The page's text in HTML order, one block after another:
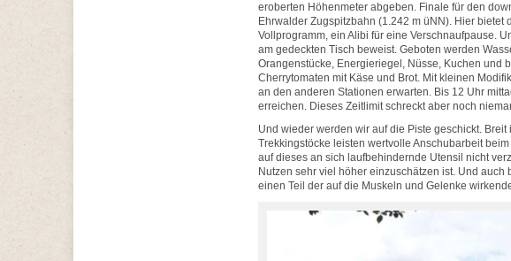
eroberten Höhenmeter abgeben. Finale für den
Ehrwalder Zugspitzbahn (1.242 m üNN). Hier bietet
Vollprogramm, ein Alibi für eine Verschnaufpause.
am gedeckten Tisch beweist. Geboten werden
Orangenstücke, Energieriegel, Nüsse, Kuchen und
Cherrytomaten mit Käse und Brot. Mit kleinen
an den anderen Stationen erwarten. Bis 12 Uhr
erreichen. Dieses Zeitlimit schreckt aber noch
Und wieder werden wir auf die Piste geschickt.
Trekkingstöcke leisten wertvolle Anschubarbeit
auf dieses an sich laufbehindernde Utensil nicht
Nutzen sehr viel höher einzuschätzen ist. Und
einen Teil der auf die Muskeln und Gelenke